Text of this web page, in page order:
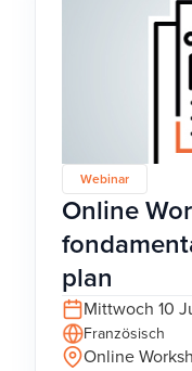
Webinar
Online
plan
Mittwoch 10
Französisch
Online